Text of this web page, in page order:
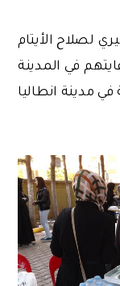
لصلاح الأيتام
في المدينة